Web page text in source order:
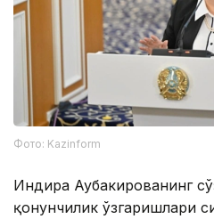
Фото: Kazinform
Индира Аубакированинг
қонунчилик ўзгаришлари